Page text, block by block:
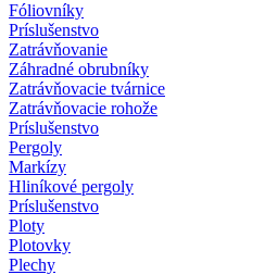
Fóliovníky
Príslušenstvo
Zatrávňovanie
Záhradné obrubníky
Zatrávňovacie tvárnice
Zatrávňovacie rohože
Príslušenstvo
Pergoly
Markízy
Hliníkové pergoly
Príslušenstvo
Ploty
Plotovky
Plechy